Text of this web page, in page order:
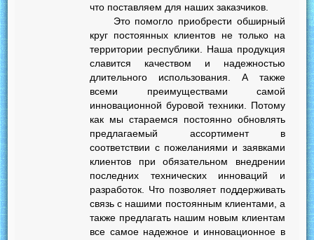
что поставляем для наших заказчиков.
Это помогло приобрести обширный
круг постоянных клиентов не только на
территории республики. Наша продукция
славится качеством и надежностью
длительного использования. А также
всеми преимуществами самой
инновационной буровой техники. Потому
как мы стараемся постоянно обновлять
предлагаемый ассортимент в
соответствии с пожеланиями и заявками
клиентов при обязательном внедрении
последних технических инноваций и
разработок. Что позволяет поддерживать
связь с нашими постоянным клиентами, а
также предлагать нашим новым клиентам
все самое надежное и инновационное в